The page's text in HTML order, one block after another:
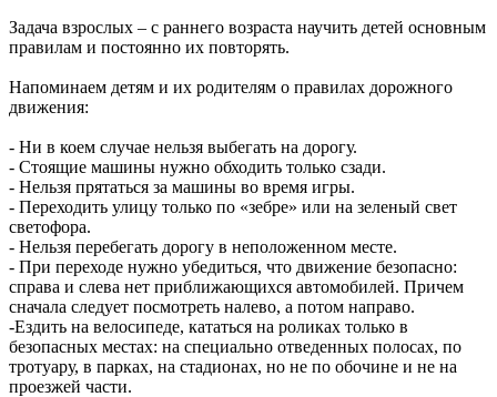
Задача взрослых – с раннего возраста научить детей основным
правилам и постоянно их повторять.
Напоминаем детям и их родителям о правилах дорожного
движения:
- Ни в коем случае нельзя выбегать на дорогу.
- Стоящие машины нужно обходить только сзади.
- Нельзя прятаться за машины во время игры.
- Переходить улицу только по «зебре» или на зеленый свет
светофора.
- Нельзя перебегать дорогу в неположенном месте.
- При переходе нужно убедиться, что движение безопасно:
справа и слева нет приближающихся автомобилей. Причем
сначала следует посмотреть налево, а потом направо.
-Ездить на велосипеде, кататься на роликах только в
безопасных местах: на специально отведенных полосах, по
тротуару, в парках, на стадионах, но не по обочине и не на
проезжей части.